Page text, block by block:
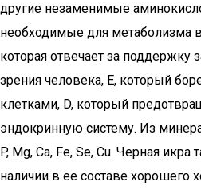
другие незаменимые
необходимые для метаболизма
которая отвечает за поддержку
зрения человека, E, который
клетками, D, который
эндокринную систему. Из
P, Mg, Ca, Fe, Se, Cu. Черная
наличии в ее составе хорошего